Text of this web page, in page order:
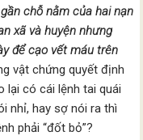
chỗ nằm của hai nạn
xã và huyện nhưng
để cạo vết máu trên
vật chứng quyết định
lại có cái lệnh tai quái
nhỉ, hay sợ nói ra thì
phải “đốt bỏ”?